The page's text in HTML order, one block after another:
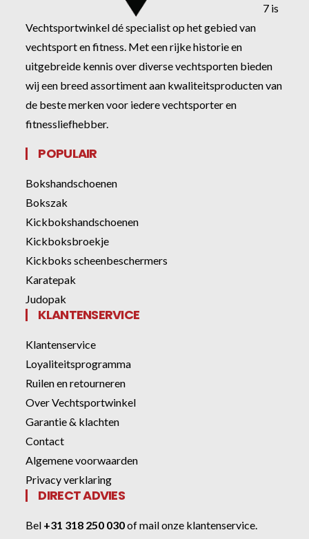
7 is
Vechtsportwinkel dé specialist op het gebied van
vechtsport en fitness. Met een rijke historie en
uitgebreide kennis over diverse vechtsporten bieden
wij een breed assortiment aan kwaliteitsproducten van
de beste merken voor iedere vechtsporter en
fitnessliefhebber.
POPULAIR
Bokshandschoenen
Bokszak
Kickbokshandschoenen
Kickboksbroekje
Kickboks scheenbeschermers
Karatepak
Judopak
KLANTENSERVICE
Klantenservice
Loyaliteitsprogramma
Ruilen en retourneren
Over Vechtsportwinkel
Garantie & klachten
Contact
Algemene voorwaarden
Privacy verklaring
DIRECT ADVIES
Bel +31 318 250 030ofmail onze klantenservice